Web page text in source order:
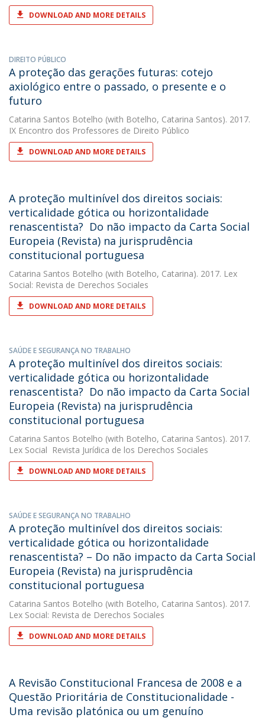
DOWNLOAD AND MORE DETAILS
DIREITO PÚBLICO
A proteção das gerações futuras: cotejo
axiológico entre o passado, o presente e o
futuro
Catarina Santos Botelho (with Botelho, Catarina Santos). 2017.
IX Encontro dos Professores de Direito Público
DOWNLOAD AND MORE DETAILS
A proteção multinível dos direitos sociais:
verticalidade gótica ou horizontalidade
renascentista?  Do não impacto da Carta Social
Europeia (Revista) na jurisprudência
constitucional portuguesa
Catarina Santos Botelho (with Botelho, Catarina). 2017. Lex
Social: Revista de Derechos Sociales
DOWNLOAD AND MORE DETAILS
SAÚDE E SEGURANÇA NO TRABALHO
A proteção multinível dos direitos sociais:
verticalidade gótica ou horizontalidade
renascentista?  Do não impacto da Carta Social
Europeia (Revista) na jurisprudência
constitucional portuguesa
Catarina Santos Botelho (with Botelho, Catarina Santos). 2017.
Lex Social  Revista Jurídica de los Derechos Sociales
DOWNLOAD AND MORE DETAILS
SAÚDE E SEGURANÇA NO TRABALHO
A proteção multinível dos direitos sociais:
verticalidade gótica ou horizontalidade
renascentista? – Do não impacto da Carta Social
Europeia (Revista) na jurisprudência
constitucional portuguesa
Catarina Santos Botelho (with Botelho, Catarina Santos). 2017.
Lex Social: Revista de Derechos Sociales
DOWNLOAD AND MORE DETAILS
A Revisão Constitucional Francesa de 2008 e a
Questão Prioritária de Constitucionalidade -
Uma revisão platónica ou um genuíno